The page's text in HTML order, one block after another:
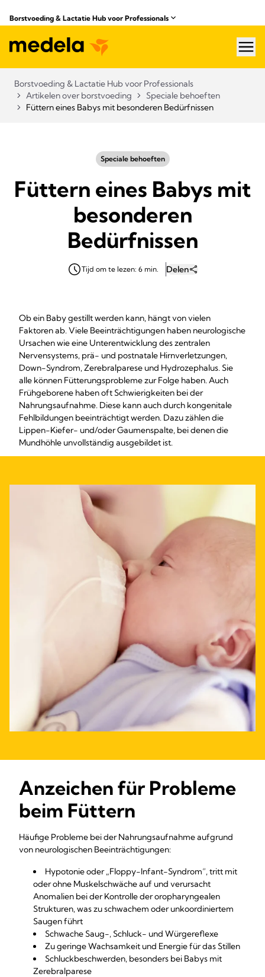
Borstvoeding & Lactatie Hub voor Professionals​
Borstvoeding & Lactatie Hub voor Professionals​
Artikelen over borstvoeding
Speciale behoeften
Füttern eines Babys mit besonderen Bedürfnissen
Speciale behoeften
Füttern eines Babys mit
besonderen
Bedürfnissen
Tijd om te lezen: 6 min. Delen
Ob ein Baby gestillt werden kann, hängt von vielen
Faktoren ab. Viele Beeinträchtigungen haben neurologische
Ursachen wie eine Unterentwicklung des zentralen
Nervensystems, prä- und postnatale Hirnverletzungen,
Down-Syndrom, Zerebralparese und Hydrozephalus. Sie
alle können Fütterungsprobleme zur Folge haben. Auch
Frühgeborene haben oft Schwierigkeiten bei der
Nahrungsaufnahme. Diese kann auch durch kongenitale
Fehlbildungen beeinträchtigt werden. Dazu zählen die
Lippen-Kiefer- und/oder Gaumenspalte, bei denen die
Mundhöhle unvollständig ausgebildet ist.
Anzeichen für Probleme
beim Füttern
Häufige Probleme bei der Nahrungsaufnahme aufgrund
von neurologischen Beeinträchtigungen:
Hypotonie oder „Floppy-Infant-Syndrom“, tritt mit
oder ohne Muskelschwäche auf und verursacht
Anomalien bei der Kontrolle der oropharyngealen
Strukturen, was zu schwachem oder unkoordiniertem
Saugen führt
Schwache Saug-, Schluck- und Würgereflexe
Zu geringe Wachsamkeit und Energie für das Stillen
Schluckbeschwerden, besonders bei Babys mit
Zerebralparese